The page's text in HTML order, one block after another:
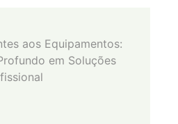
aos Equipamentos:
em Soluções